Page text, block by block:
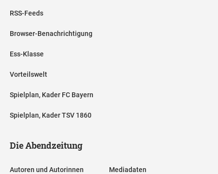
RSS-Feeds
Browser-Benachrichtigung
Ess-Klasse
Vorteilswelt
Spielplan, Kader FC Bayern
Spielplan, Kader TSV 1860
Die Abendzeitung
Autoren und Autorinnen Mediadaten